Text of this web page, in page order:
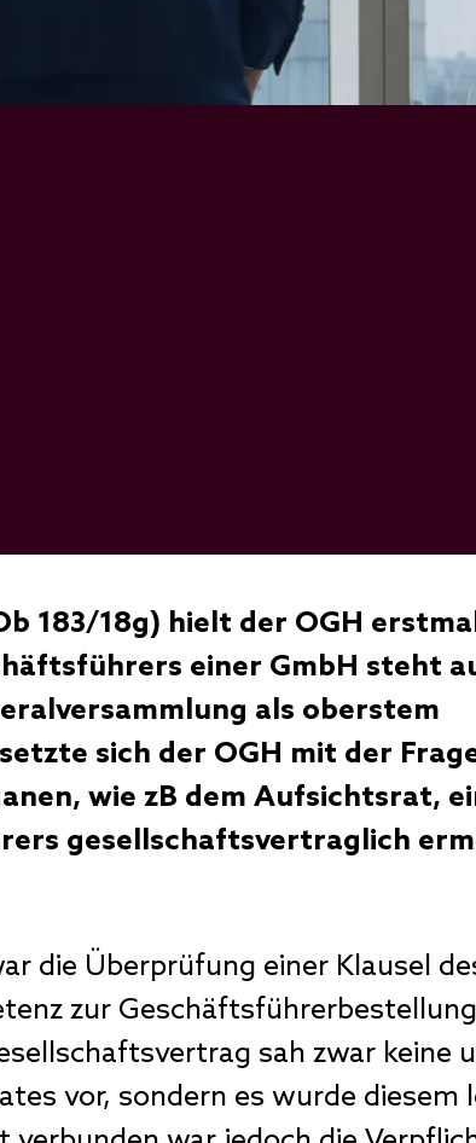
183/18g) hielt der OGH
einer GmbH steht
als oberstem
sich der OGH mit der
wie zB dem Aufsichtsrat,
gesellschaftsvertraglich
die Überprüfung einer Klausel
zur
sah zwar keine
vor, sondern es wurde diesem